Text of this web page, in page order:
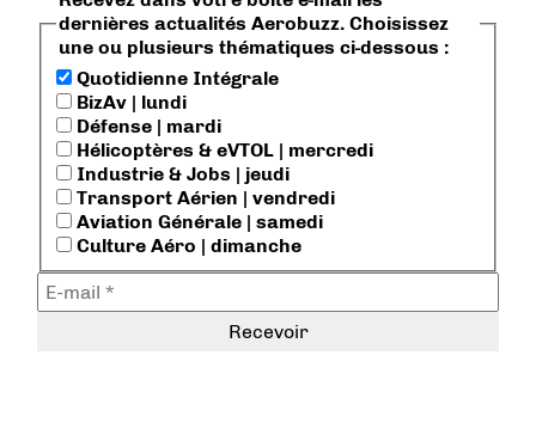
dernières actualités Aerobuzz. Choisissez
une ou plusieurs thématiques ci-dessous :
Quotidienne Intégrale
BizAv | lundi
Défense | mardi
Hélicoptères & eVTOL | mercredi
Industrie & Jobs | jeudi
Transport Aérien | vendredi
Aviation Générale | samedi
Culture Aéro | dimanche